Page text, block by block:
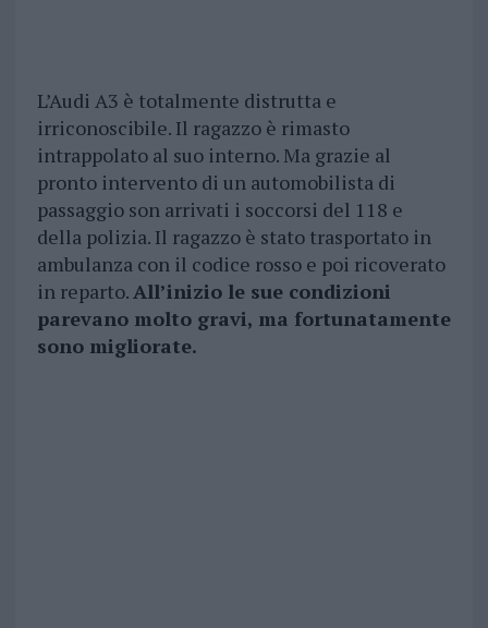
L’Audi A3 è totalmente distrutta e
irriconoscibile. Il ragazzo è rimasto
intrappolato al suo interno. Ma grazie al
pronto intervento di un automobilista di
passaggio son arrivati i soccorsi del 118 e
della polizia. Il ragazzo è stato trasportato in
ambulanza con il codice rosso e poi ricoverato
in reparto.All’inizio le sue condizioni
parevano molto gravi, ma fortunatamente
sono migliorate.